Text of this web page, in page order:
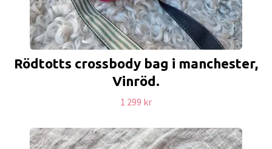
Rödtotts crossbody bag i manchester,
Vinröd.
1 299 kr